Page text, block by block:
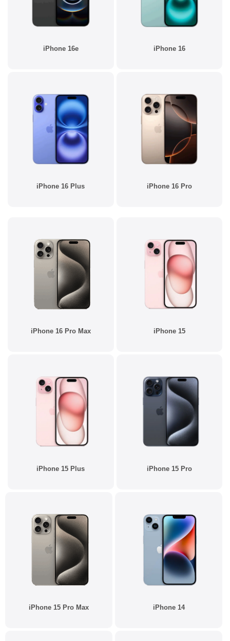
iPhone 16e iPhone 16
iPhone 16 Plus iPhone 16 Pro
iPhone 16 Pro Max iPhone 15
iPhone 15 Plus iPhone 15 Pro
iPhone 15 Pro Max iPhone 14